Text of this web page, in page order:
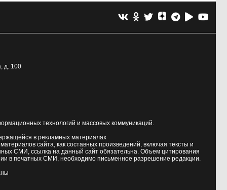
д. 100
технологий и массовых коммуникаций.
в рекламных материалах
сайта, как составных произведений, включая тексты и
СМИ, ссылка на данный сайт обязательна. Объем цитирования
в печатных СМИ, необходимо письменное разрешение редакции.